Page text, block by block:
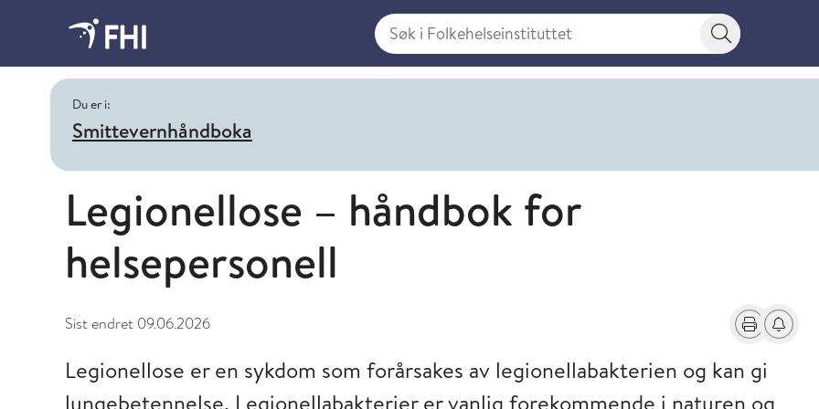
Søk i Folkehelseinstituttet
Søkeknapp
Du er i:
Smittevernhåndboka
Legionellose – håndbok for
helsepersonell
Sist endret 09.06.2026 Skriv ut
Få
Legionellose er en sykdom som forårsakes av legionellabakterien og kan gi
lungebetennelse. Legionellabakterier er vanlig forekommende i naturen og